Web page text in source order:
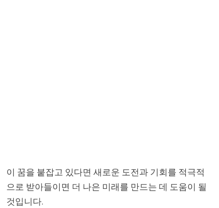
이 꿈을 붙잡고 있다면 새로운 도전과 기회를 적극적
으로 받아들이면 더 나은 미래를 만드는 데 도움이 될
것입니다.